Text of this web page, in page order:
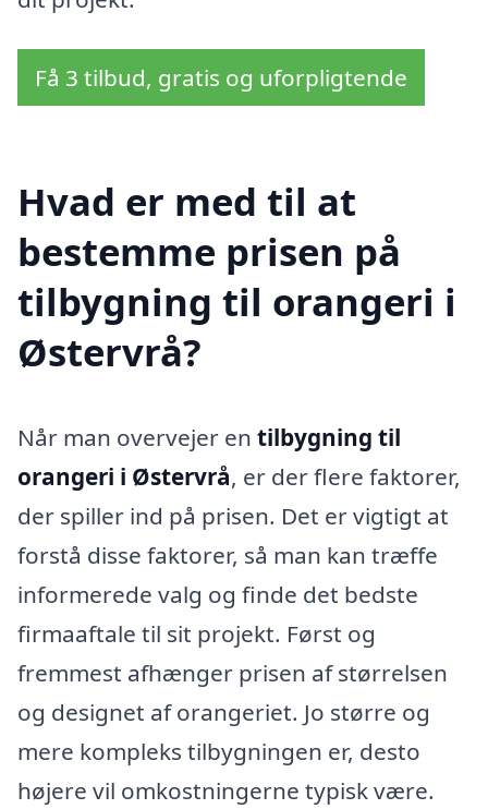
Få 3 tilbud, gratis og uforpligtende
Hvad er med til at
bestemme prisen på
tilbygning til orangeri i
Østervrå?
Når man overvejer en tilbygning til
orangeri i Østervrå, er der flere faktorer,
der spiller ind på prisen. Det er vigtigt at
forstå disse faktorer, så man kan træffe
informerede valg og finde det bedste
firmaaftale til sit projekt. Først og
fremmest afhænger prisen af størrelsen
og designet af orangeriet. Jo større og
mere kompleks tilbygningen er, desto
højere vil omkostningerne typisk være.